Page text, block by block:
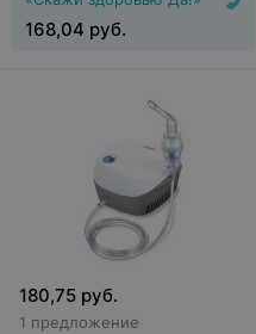
168,04 руб.
180,75 руб.
1 предложение